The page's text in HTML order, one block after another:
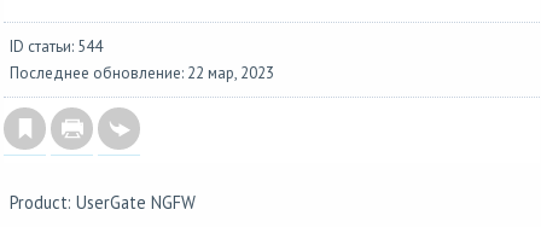
ID статьи: 544
Последнее обновление: 22 мар, 2023
Product: UserGate NGFW